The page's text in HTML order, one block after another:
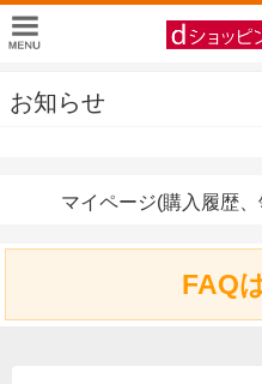
お知らせ
マイページ(購入履歴
FAQ